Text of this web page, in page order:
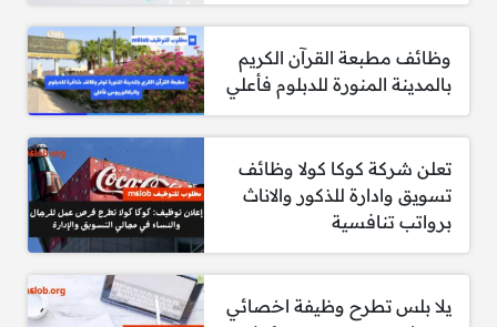
الوظيفة مخصصة للذكور فقط.
متاحة للسعوديين فقط.
يشترط التسجيل في التأمينات الاجتماعية.
تتطلب خبرة من 2 إلى 5 سنوات.
للتقديممن هنا
وظائف مطبعة القرآن الكريم
بالمدينة المنورة للدبلوم فأعلي
تعلن شركة كوكا كولا وظائف
تسويق وادارة للذكور والاناث
برواتب تنافسية
يلا بلس تطرح وظيفة اخصائي